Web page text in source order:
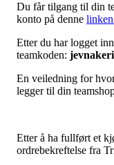
Du får tilgang til din
konto på denne
Etter du har logget
teamkoden:
En veiledning for
legger til din
Etter å ha fullført et
ordrebekreftelse fra